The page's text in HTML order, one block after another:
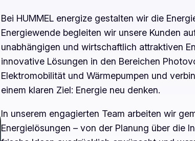
Bei HUMMEL energize gestalten wir die
Energiewende begleiten wir unsere Kunden
unabhängigen und wirtschaftlich attraktiven
innovative Lösungen in den Bereichen
Elektromobilität und Wärmepumpen und
einem klaren Ziel: Energie neu denken.
In unserem engagierten Team arbeiten wir
Energielösungen – von der Planung über die